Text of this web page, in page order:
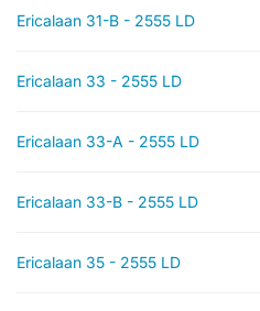
Ericalaan 31-B - 2555 LD
Ericalaan 33 - 2555 LD
Ericalaan 33-A - 2555 LD
Ericalaan 33-B - 2555 LD
Ericalaan 35 - 2555 LD